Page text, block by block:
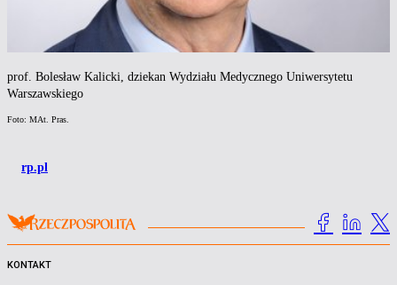
prof. Bolesław Kalicki, dziekan Wydziału Medycznego Uniwersytetu
Warszawskiego
Foto: MAt. Pras.
rp.pl
KONTAKT